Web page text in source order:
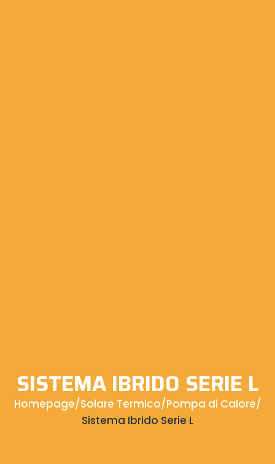
SISTEMA IBRIDO SERIE L
Homepage/Solare Termico/Pompa di Calore/
Sistema Ibrido Serie L